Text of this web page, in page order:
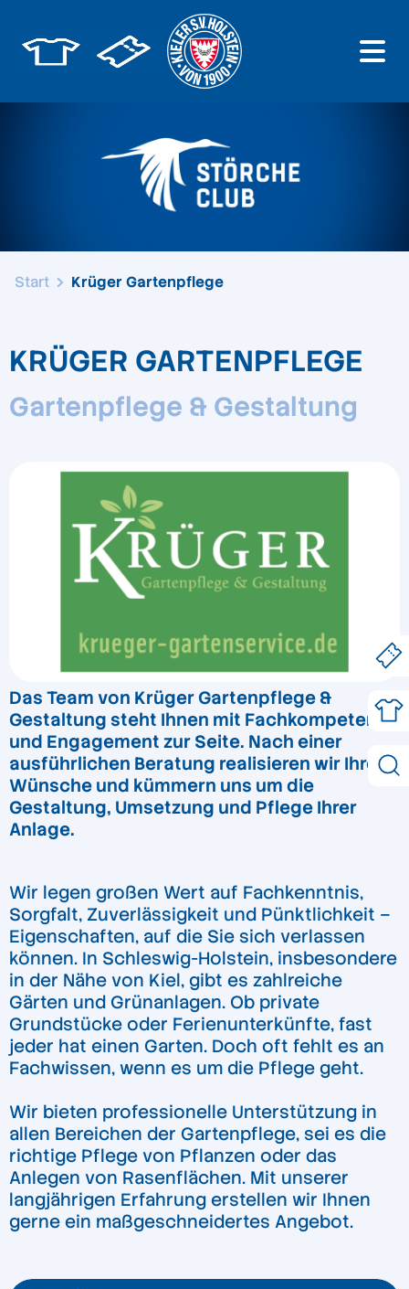
Start Krüger Gartenpflege
KRÜGER GARTENPFLEGE
Gartenpflege & Gestaltung
Das Team von Krüger Gartenpflege &
Gestaltung steht Ihnen mit Fachkompetenz
und Engagement zur Seite. Nach einer
ausführlichen Beratung realisieren wir Ihre
Wünsche und kümmern uns um die
Gestaltung, Umsetzung und Pflege Ihrer
Anlage.
Wir legen großen Wert auf Fachkenntnis,
Sorgfalt, Zuverlässigkeit und Pünktlichkeit –
Eigenschaften, auf die Sie sich verlassen
können. In Schleswig-Holstein, insbesondere
in der Nähe von Kiel, gibt es zahlreiche
Gärten und Grünanlagen. Ob private
Grundstücke oder Ferienunterkünfte, fast
jeder hat einen Garten. Doch oft fehlt es an
Fachwissen, wenn es um die Pflege geht.
Wir bieten professionelle Unterstützung in
allen Bereichen der Gartenpflege, sei es die
richtige Pflege von Pflanzen oder das
Anlegen von Rasenflächen. Mit unserer
langjährigen Erfahrung erstellen wir Ihnen
gerne ein maßgeschneidertes Angebot.